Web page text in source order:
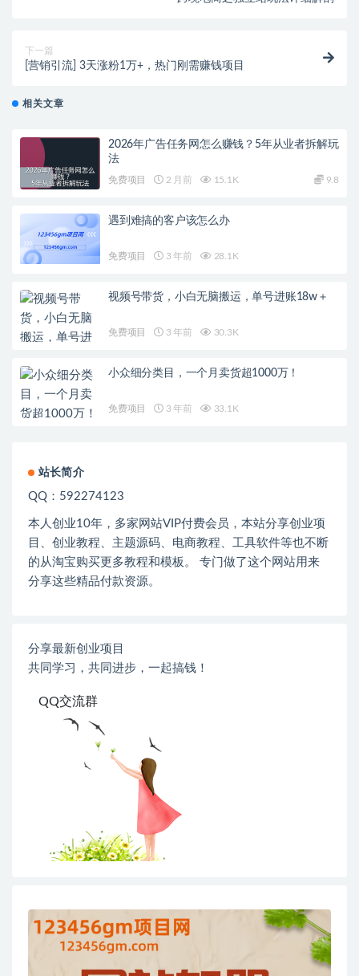
下一篇
[营销引流] 3天涨粉1万+，热门刚需赚钱项目
相关文章
2026年广告任务网怎么赚钱？5年从业者拆解玩
法
免费项目 2 月前 15.1K 9.8
遇到难搞的客户该怎么办
免费项目 3 年前 28.1K
视频号带货，小白无脑搬运，单号进账18w＋
免费项目 3 年前 30.3K
小众细分类目，一个月卖货超1000万！
免费项目 3 年前 33.1K
站长简介
QQ：592274123
本人创业10年，多家网站VIP付费会员，本站分享创业项
目、创业教程、主题源码、电商教程、工具软件等也不断
的从淘宝购买更多教程和模板。 专门做了这个网站用来
分享这些精品付款资源。
分享最新创业项目
共同学习，共同进步，一起搞钱！
QQ交流群